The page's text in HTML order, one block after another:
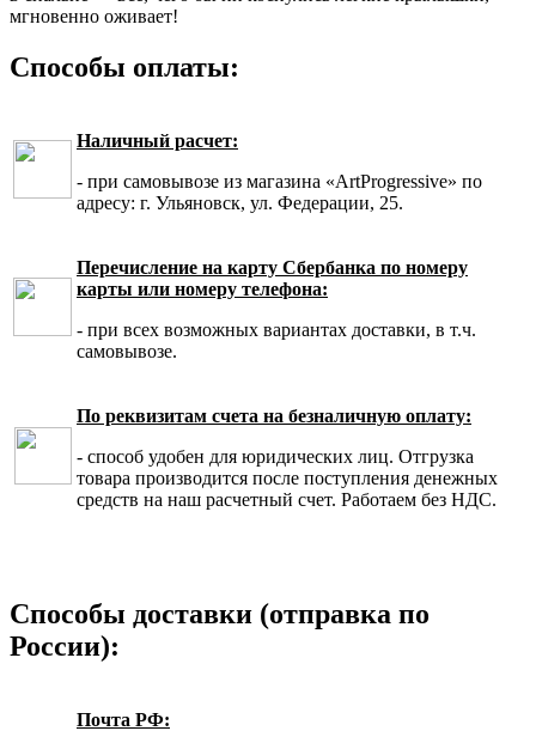
мгновенно оживает!
Способы оплаты:
Наличный расчет:
- при самовывозе из магазина «ArtProgressive» по
адресу: г. Ульяновск, ул. Федерации, 25.
Перечисление на карту Сбербанка по номеру
карты или номеру телефона:
- при всех возможных вариантах доставки, в т.ч.
самовывозе.
По реквизитам счета на безналичную оплату:
- способ удобен для юридических лиц. Отгрузка
товара производится после поступления денежных
средств на наш расчетный счет. Работаем без НДС.
Способы доставки (отправка по
России):
Почта РФ: